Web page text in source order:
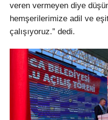
veren vermeyen diye
hemşerilerimize adil ve
çalışıyoruz.” dedi.